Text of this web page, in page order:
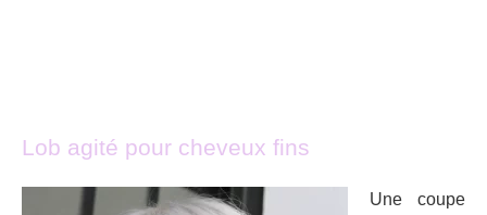
Lob agité pour cheveux fins
Une coupe